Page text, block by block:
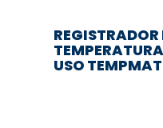
REGISTRADOR
USO